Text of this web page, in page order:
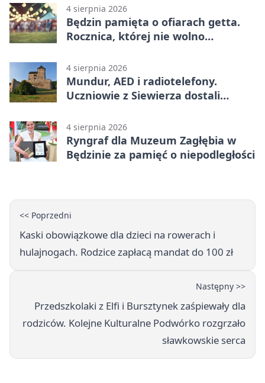
4 sierpnia 2026
Będzin pamięta o ofiarach getta.
Rocznica, której nie wolno
4 sierpnia 2026
Mundur, AED i radiotelefony.
Uczniowie z Siewierza dostali
4 sierpnia 2026
Ryngraf dla Muzeum Zagłębia w
Będzinie za pamięć o niepodległości
<< Poprzedni
Kaski obowiązkowe dla dzieci na rowerach i
hulajnogach. Rodzice zapłacą mandat do 100 zł
Następny >>
Przedszkolaki z Elfi i Bursztynek zaśpiewały dla
rodziców. Kolejne Kulturalne Podwórko rozgrzało
sławkowskie serca